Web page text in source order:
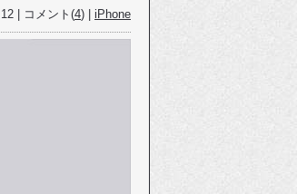
| コメント(4) | iPhone